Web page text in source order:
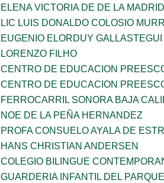
ELENA VICTORIA DE DE LA MADRID
LIC LUIS DONALDO COLOSIO
EUGENIO ELORDUY GALLASTEGUI
LORENZO FILHO
CENTRO DE EDUCACION
CENTRO DE EDUCACION
FERROCARRIL SONORA BAJA
NOE DE LA PEÑA HERNANDEZ
PROFA CONSUELO AYALA DE
HANS CHRISTIAN ANDERSEN
COLEGIO BILINGUE
GUARDERIA INFANTIL DEL